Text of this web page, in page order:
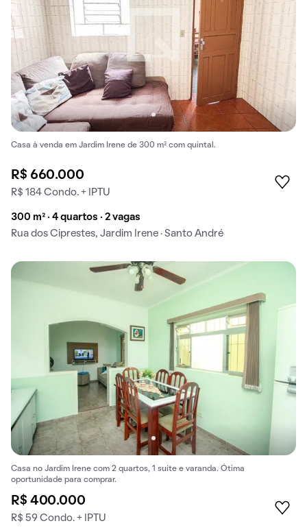
Casa à venda em Jardim Irene de 300 m² com quintal.
R$ 660.000
R$ 184 Condo. + IPTU
300 m² · 4 quartos · 2 vagas
Rua dos Ciprestes, Jardim Irene · Santo André
Casa no Jardim Irene com 2 quartos, 1 suíte e varanda. Ótima
oportunidade para comprar.
R$ 400.000
R$ 59 Condo. + IPTU